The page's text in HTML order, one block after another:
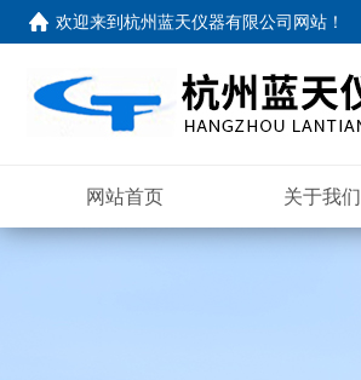
欢迎来到杭州蓝天仪器有限公司网站 ！
网站首页 关于我们